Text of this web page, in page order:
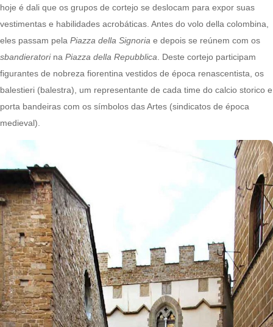
hoje é dali que os grupos de cortejo se deslocam para expor suas
vestimentas e habilidades acrobáticas. Antes do volo della colombina,
eles passam pela Piazza della Signoria e depois se reúnem com os
sbandieratorina Piazza della Repubblica. Deste cortejo participam
figurantes de nobreza fiorentina vestidos de época renascentista, os
balestieri (balestra), um representante de cada time do calcio storico e
porta bandeiras com os símbolos das Artes (sindicatos de época
medieval).